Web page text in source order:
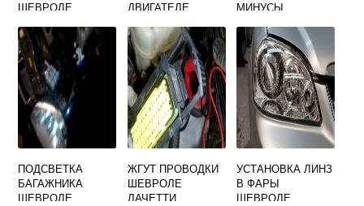
ШЕВРОЛЕ
ДВИГАТЕЛЕ
ЛАЧЕТТИ
МИНУСЫ
ПОДСВЕТКА
БАГАЖНИКА
ШЕВРОЛЕ
ЖГУТ ПРОВОДКИ
ШЕВРОЛЕ
ЛАЧЕТТИ
УСТАНОВКА ЛИНЗ
В ФАРЫ
ШЕВРОЛЕ